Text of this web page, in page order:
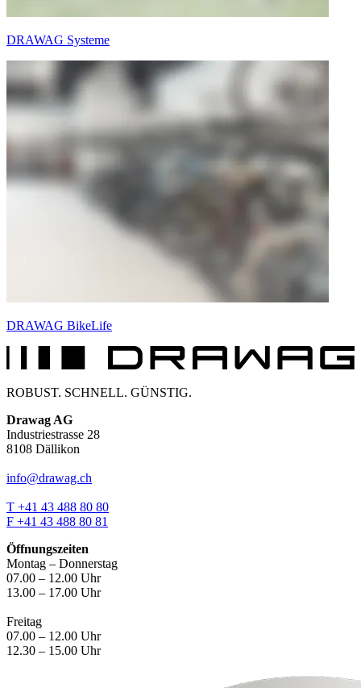
DRAWAG Systeme
DRAWAG BikeLife
ROBUST. SCHNELL. GÜNSTIG.
Drawag AG
Industriestrasse 28
8108 Dällikon
info@drawag.ch
T +41 43 488 80 80
F +41 43 488 80 81
Öffnungszeiten
Montag – Donnerstag
07.00 – 12.00 Uhr
13.00 – 17.00 Uhr
Freitag
07.00 – 12.00 Uhr
12.30 – 15.00 Uhr